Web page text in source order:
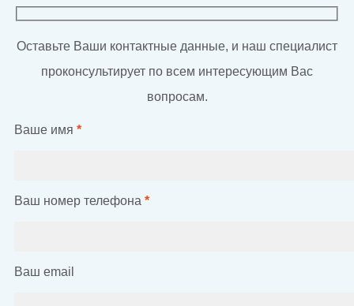
Оставьте Ваши контактные данные, и наш специалист
проконсультирует по всем интересующим Вас
вопросам.
Ваше имя *
Ваш номер телефона *
Ваш email